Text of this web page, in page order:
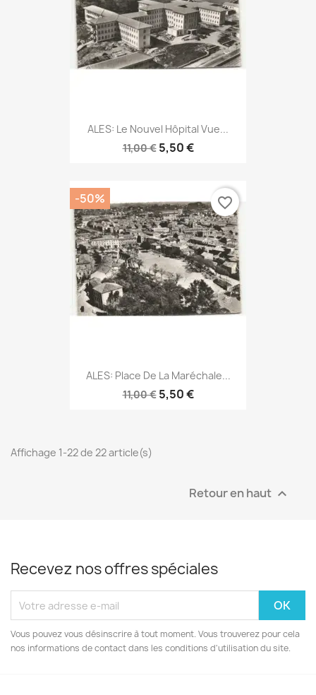
ALES: Le Nouvel Hôpital Vue...
11,00 € 5,50 €
ALES: Place De La Maréchale...
11,00 € 5,50 €
-50% favorite_border
Affichage 1-22 de 22 article(s)
Retour en haut 
Recevez nos offres spéciales
Vous pouvez vous désinscrire à tout moment. Vous trouverez pour cela
nos informations de contact dans les conditions d'utilisation du site.